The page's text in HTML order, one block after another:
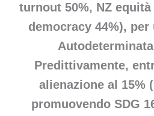
turnout 50%, NZ
democracy 44%),
Predittivamente,
alienazione al 15%
promuovendo SDG